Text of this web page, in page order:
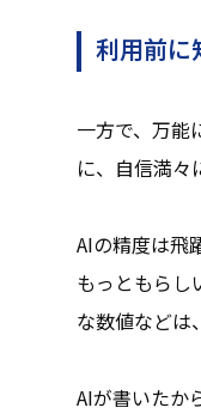
利用前に
一方で、万能
に、自信満々
AIの精度は飛
もっともらし
な数値などは
AIが書いたか